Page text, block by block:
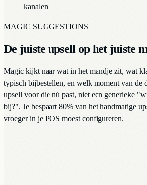
kanalen.
MAGIC SUGGESTIONS
De juiste upsell op het juiste
Magic kijkt naar wat in het mandje zit, wat
typisch bijbestellen, en welk moment van de
upsell voor die nú past, niet een generieke
bij?". Je bespaart 80% van het handmatige
vroeger in je POS moest configureren.